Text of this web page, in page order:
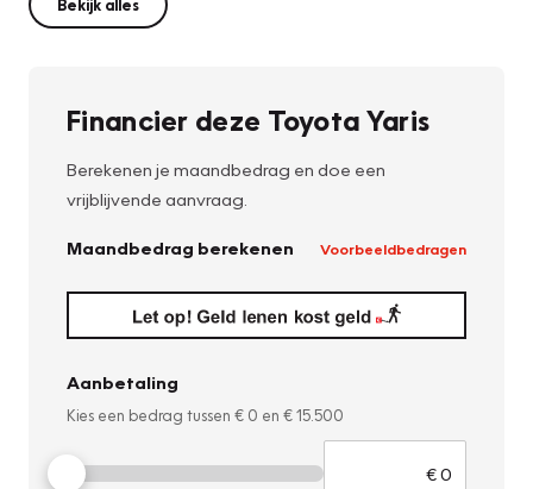
Bekijk alles
Financier deze Toyota Yaris
Berekenen je maandbedrag en doe een
vrijblijvende aanvraag.
Maandbedrag berekenen Voorbeeldbedragen
Aanbetaling
Kies een bedrag tussen € 0 en € 15.500